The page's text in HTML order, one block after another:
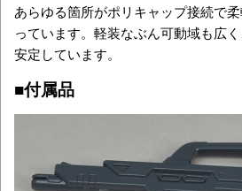
あらゆる箇所がポリキャップ接続で
っています。軽装なぶん可動域も広
安定しています。
■付属品